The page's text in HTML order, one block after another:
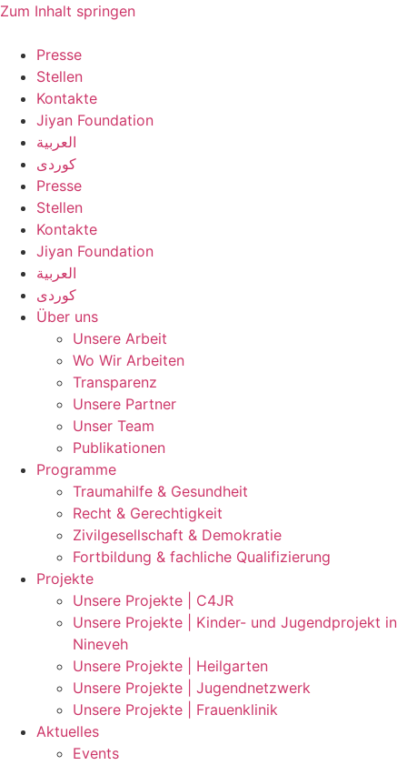
Zum Inhalt springen
Presse
Stellen
Kontakte
Jiyan Foundation
العربية
کوردی
Presse
Stellen
Kontakte
Jiyan Foundation
العربية
کوردی
Über uns
Unsere Arbeit
Wo Wir Arbeiten
Transparenz
Unsere Partner
Unser Team
Publikationen
Programme
Traumahilfe & Gesundheit
Recht & Gerechtigkeit
Zivilgesellschaft & Demokratie
Fortbildung & fachliche Qualifizierung
Projekte
Unsere Projekte | C4JR
Unsere Projekte | Kinder- und Jugendprojekt in
Nineveh
Unsere Projekte | Heilgarten
Unsere Projekte | Jugendnetzwerk
Unsere Projekte | Frauenklinik
Aktuelles
Events